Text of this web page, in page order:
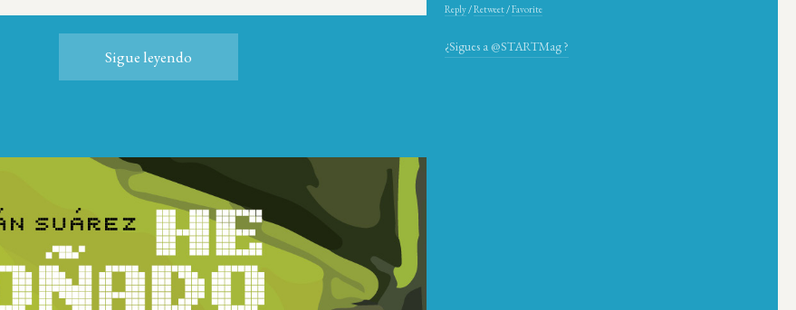
Sigue leyendo
Reply/Retweet/Favorite
¿Sigues a @STARTMag ?